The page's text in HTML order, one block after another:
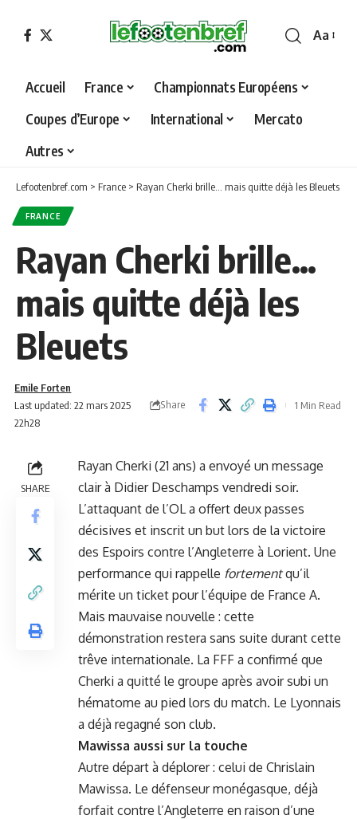
Font
Aa
Accueil France
Championnats Européens
Coupes d’Europe
International
Mercato
Autres
Lefootenbref.com > France > Rayan Cherki brille… mais quitte déjà les Bleuets
FRANCE
Rayan Cherki brille…
mais quitte déjà les
Bleuets
Last updated: 22 mars 2025
22h28
Emile Forten
Share
1 Min Read
SHARE
Rayan Cherki (21 ans) a envoyé un message
clair à Didier Deschamps vendredi soir.
L’attaquant de l’OL a offert deux passes
décisives et inscrit un but lors de la victoire
des Espoirs contre l’Angleterre à Lorient. Une
performance qui rappelle fortementqu’il
mérite un ticket pour l’équipe de France A.
Mais mauvaise nouvelle : cette
démonstration restera sans suite durant cette
trêve internationale. La FFF a confirmé que
Cherki a quitté le groupe après avoir subi un
hématome au pied lors du match. Le Lyonnais
a déjà regagné son club.
Mawissa aussi sur la touche
Autre départ à déplorer : celui de Chrislain
Mawissa. Le défenseur monégasque, déjà
forfait contre l’Angleterre en raison d’une